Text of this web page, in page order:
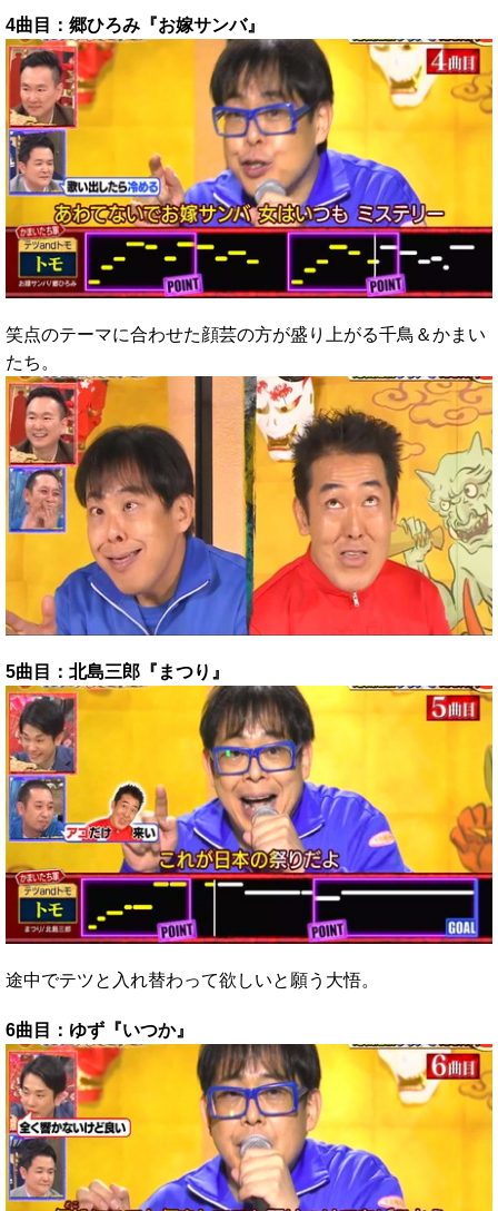
4曲目：郷ひろみ『お嫁サンバ』
笑点のテーマに合わせた顔芸の方が盛り上がる千鳥＆かまい
たち。
5曲目：北島三郎『まつり』
途中でテツと入れ替わって欲しいと願う大悟。
6曲目：ゆず『いつか』